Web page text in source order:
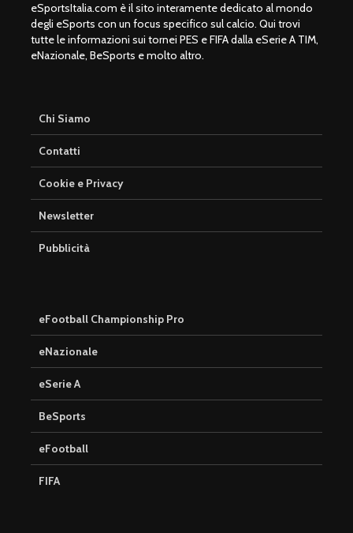
eSportsItalia.com è il sito interamente dedicato al mondo
degli eSports con un focus specifico sul calcio. Qui trovi
tutte le informazioni sui tornei PES e FIFA dalla eSerie A TIM,
eNazionale, BeSports e molto altro.
Chi Siamo
Contatti
Cookie e Privacy
Newsletter
Pubblicità
eFootball Championship Pro
eNazionale
eSerie A
BeSports
eFootball
FIFA